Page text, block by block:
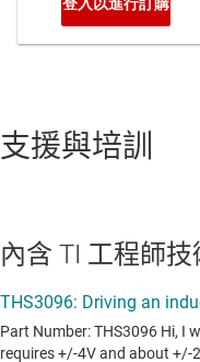
支援與培訓
內含 TI 工程師